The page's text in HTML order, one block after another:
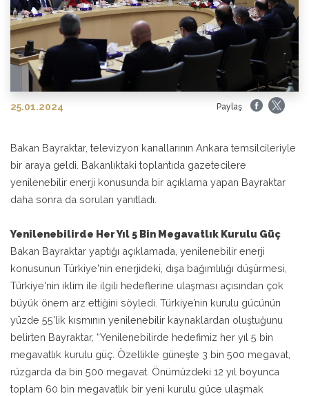
25.01.2024 Paylaş
Bakan Bayraktar, televizyon kanallarının Ankara temsilcileriyle
bir araya geldi. Bakanlıktaki toplantıda gazetecilere
yenilenebilir enerji konusunda bir açıklama yapan Bayraktar
daha sonra da soruları yanıtladı.
Yenilenebilirde Her Yıl 5 Bin Megavatlık Kurulu Güç
Bakan Bayraktar yaptığı açıklamada, yenilenebilir enerji
konusunun Türkiye'nin enerjideki, dışa bağımlılığı düşürmesi,
Türkiye'nin iklim ile ilgili hedeflerine ulaşması açısından çok
büyük önem arz ettiğini söyledi. Türkiye’nin kurulu gücünün
yüzde 55'lik kısmının yenilenebilir kaynaklardan oluştuğunu
belirten Bayraktar, “Yenilenebilirde hedefimiz her yıl 5 bin
megavatlık kurulu güç. Özellikle güneşte 3 bin 500 megavat,
rüzgarda da bin 500 megavat. Önümüzdeki 12 yıl boyunca
toplam 60 bin megavatlık bir yeni kurulu güce ulaşmak